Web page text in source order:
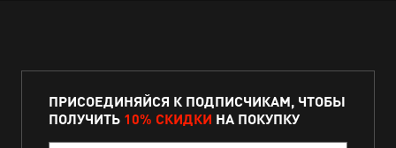
ПРИСОЕДИНЯЙСЯ К ПОДПИСЧИКАМ, ЧТОБЫ
ПОЛУЧИТЬ 10% СКИДКИ НА ПОКУПКУ